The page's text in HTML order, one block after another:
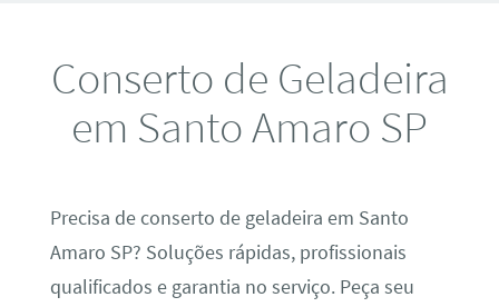
Conserto de Geladeira
em Santo Amaro SP
Precisa de conserto de geladeira em Santo
Amaro SP? Soluções rápidas, profissionais
qualificados e garantia no serviço. Peça seu